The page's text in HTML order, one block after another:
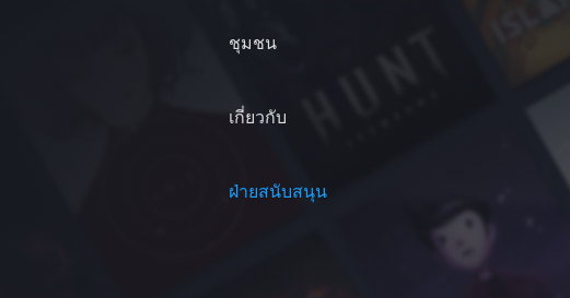
ชุมชน
เกี่ยวกับ
ฝ่ายสนับสนุน